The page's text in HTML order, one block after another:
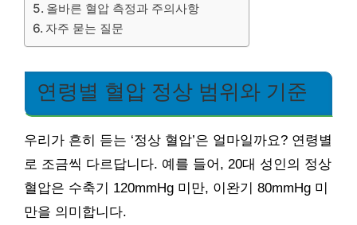
올바른 혈압 측정과 주의사항
자주 묻는 질문
연령별 혈압 정상 범위와 기준
우리가 흔히 듣는 ‘정상 혈압’은 얼마일까요? 연령별
로 조금씩 다르답니다. 예를 들어, 20대 성인의 정상
혈압은 수축기 120mmHg 미만, 이완기 80mmHg 미
만을 의미합니다.